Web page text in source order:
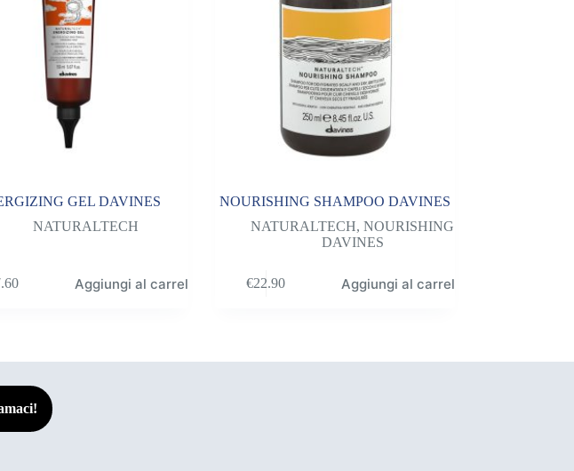
GEL DAVINES
NATURALTECH
Aggiungi al carrello
NOURISHING SHAMPOO DAVINES
NATURALTECH,NOURISHING
DAVINES
€22.90 Aggiungi al carrello